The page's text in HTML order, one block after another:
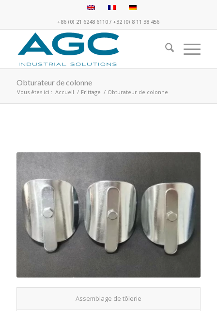
+86 (0) 21 6248 6110 /+32 (0) 8 11 38 456
Obturateur de colonne
Vous êtes ici : Accueil / Frittage / Obturateur de colonne
Assemblage de tôlerie